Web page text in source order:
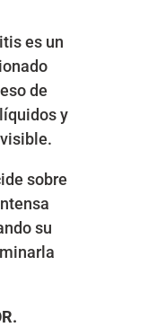
es un
de
y
sobre
su